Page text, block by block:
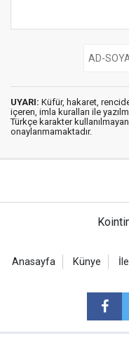
UYARI: Küfür, hakaret,
içeren, imla kuralları ile
Türkçe karakter
onaylanmamaktadır.
Anasayfa Künye